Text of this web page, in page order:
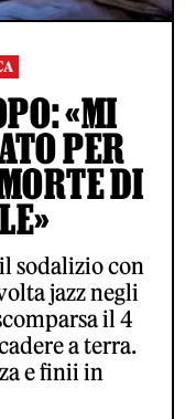
«MI
PER
DI
sodalizio con
jazz negli
il 4
a terra.
e finii in